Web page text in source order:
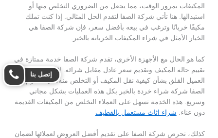
المكيفات بمرور الوقت، مما يجعل من الضروري التخلص منها أو
استبدالها. هنا تأتي شركة الصفا لتقدم الحل المثالي. إذا كنت تملك
مكيفًا خربانًا وترغب في بيعه بأفضل سعر، فإن شركة الصفا هي
الخيار الأمثل في شراء المكيفات الخربانة بالخبر.
كما هو الحال مع الأجهزة الأخرى، تقدم شركة الصفا خدمة ممتازة في
تقييم حالة المكيف وتقديم سعر عادل مقابل شرائه. لا يتعين على
العميل القلق بشأن كيفية نقل المكيف أو التخلص منه، حيث تقوم
الصفا شركة شراء خردة بالخبر بكل هذه العمليات بشكل مجاني
وسريع. هذه الخدمة تسهل على العملاء التخلص من المكيفات القديمة
دون عناء. شراء اثاث مستعمل بالقطيف
كذلك، تحرص شركة الصفا على تقديم أفضل العروض لعملائها لضمان
إتصل بنا